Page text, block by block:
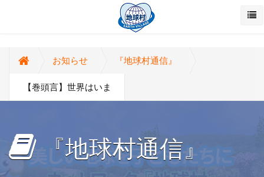
お知らせ 『地球村通信』
【巻頭言】世界はいま
『地球村通信』